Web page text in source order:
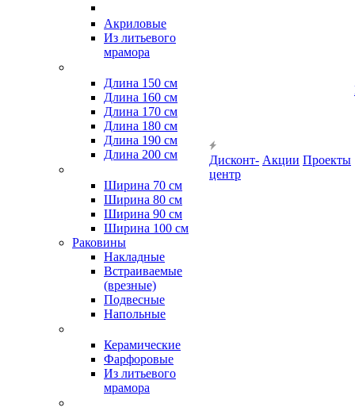
Акриловые
Из литьевого
мрамора
Длина 150 см
Длина 160 см
Длина 170 см
Длина 180 см
Длина 190 см
Длина 200 см
Ширина 70 см
Ширина 80 см
Ширина 90 см
Ширина 100 см
Раковины
Накладные
Встраиваемые
(врезные)
Подвесные
Напольные
Керамические
Фарфоровые
Из литьевого
мрамора
Дисконт-
центр
Акции Проекты